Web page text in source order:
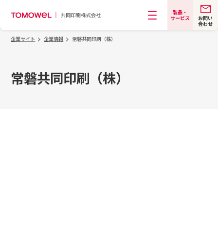
製品・
サービス
お問い
合わせ
企業サイト 企業情報 常磐共同印刷（株）
常磐共同印刷（株）